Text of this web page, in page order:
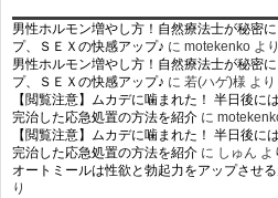
男性ホルモン増やし方！自然療法士が秘密
プ、ＳＥＸの快感アップ♪ に motekenko より
男性ホルモン増やし方！自然療法士が秘密
プ、ＳＥＸの快感アップ♪ に 若(ハゲ)様 より
【閲覧注意】ムカデに噛まれた！ 半日後に
完治した応急処置の方法を紹介 に
【閲覧注意】ムカデに噛まれた！ 半日後に
完治した応急処置の方法を紹介 に しゅん よ
オートミールは性欲と勃起力をアップさせる
り